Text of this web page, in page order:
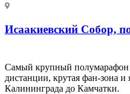
Исаакиевский Собор,
Самый крупный полумарафон
дистанции, крутая фан-зона и
Калининграда до Камчатки.